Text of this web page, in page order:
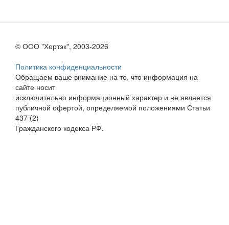
© ООО "Хортэк", 2003-2026
Политика конфиденциальности
Обращаем ваше внимание на то, что информация на
сайте носит
исключительно информационный характер и не является
публичной офертой, определяемой положениями Статьи
437 (2)
Гражданского кодекса РФ.